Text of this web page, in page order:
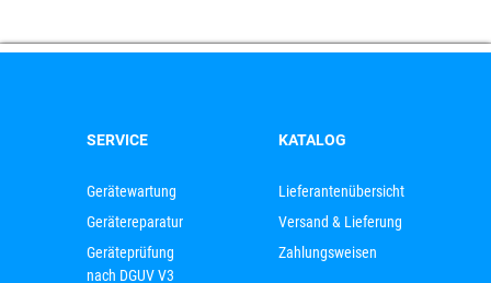
SERVICE
Gerätewartung
Gerätereparatur
Geräteprüfung
nach DGUV V3
KATALOG
Lieferantenübersicht
Versand & Lieferung
Zahlungsweisen